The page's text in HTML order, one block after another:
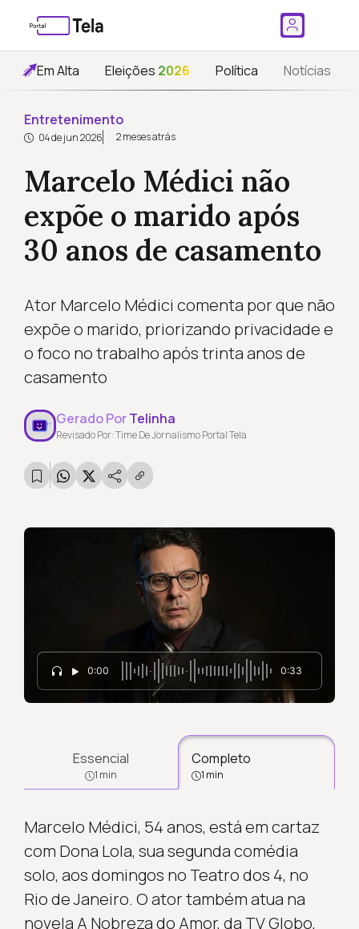
Em Alta Eleições 2026 Política Notícias
Entretenimento
04 de jun 2026 2 meses atrás
Marcelo Médici não
expõe o marido após
30 anos de casamento
Ator Marcelo Médici comenta por que não
expõe o marido, priorizando privacidade e
o foco no trabalho após trinta anos de
casamento
Gerado PorTelinha
Revisado Por: Time De Jornalismo Portal Tela
0:00 0:33
Essencial
1 min
Completo
1 min
Marcelo Médici, 54 anos, está em cartaz
com Dona Lola, sua segunda comédia
solo, aos domingos no Teatro dos 4, no
Rio de Janeiro. O ator também atua na
novela A Nobreza do Amor, da TV Globo,